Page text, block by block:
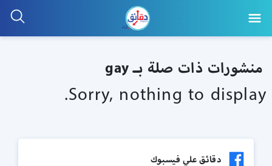
منشورات ذات صلة بـ gay
Sorry, nothing to display.
دقائق علي فيسبوك